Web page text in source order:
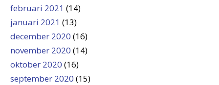
februari 2021 (14)
januari 2021 (13)
december 2020 (16)
november 2020 (14)
oktober 2020 (16)
september 2020 (15)